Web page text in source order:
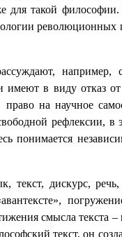
такой
революционных
например,
имеют в виду отказ
на научное
рефлексии, в
дискурс,
смысла текста
текст, он